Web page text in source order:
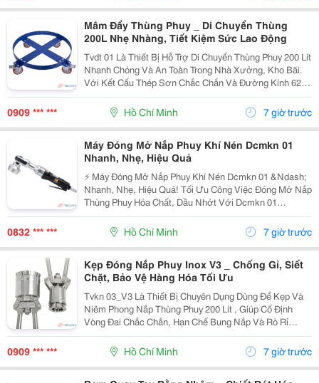
Mâm Đẩy Thùng Phuy _ Di Chuyển Thùng
200L Nhẹ Nhàng, Tiết Kiệm Sức Lao Động
Tvdt 01 Là Thiết Bị Hỗ Trợ Di Chuyển Thùng Phuy 200 Lít
Nhanh Chóng Và An Toàn Trong Nhà Xưởng, Kho Bãi.
Với Kết Cấu Thép Sơn Chắc Chắn Và Đường Kính 620
Mm , Sản Phẩm Giúp Vận Chuyển Thùng Phuy Linh
Hoạt, Giảm Công Sức Và Nâng Cao Hiệu Quả Làm
Việc....
0909 *** *** Hồ Chí Minh 7 giờ trước
Máy Đóng Mở Nắp Phuy Khí Nén Dcmkn 01
Nhanh, Nhẹ, Hiệu Quả
⚡ Máy Đóng Mở Nắp Phuy Khí Nén Dcmkn 01 &Ndash;
Nhanh, Nhẹ, Hiệu Quả! Tối Ưu Công Việc Đóng Mở Nắp
Thùng Phuy Hóa Chất, Dầu Nhớt Với Dcmkn 01
&Ndash; Giải Pháp Giúp Tiết Kiệm Thời Gian Và Giảm
Sức Lao Động. ✅ Một Đầu Máy Sử Dụng Cho Cả Đóng
Và Mở...
0832 *** *** Hồ Chí Minh 7 giờ trước
Kẹp Đóng Nắp Phuy Inox V3 _ Chống Gỉ, Siết
Chặt, Bảo Vệ Hàng Hóa Tối Ưu
Tvkn 03_V3 Là Thiết Bị Chuyên Dụng Dùng Để Kẹp Và
Niêm Phong Nắp Thùng Phuy 200 Lít , Giúp Cố Định
Vòng Đai Chắc Chắn, Hạn Chế Bung Nắp Và Rò Rỉ
Trong Quá Trình Lưu Kho, Vận Chuyển. Được Chế Tạo
Từ Inox Không Gỉ , Sản Phẩm Có Độ Bền Vượt Trội,
Thích...
0909 *** *** Hồ Chí Minh 7 giờ trước